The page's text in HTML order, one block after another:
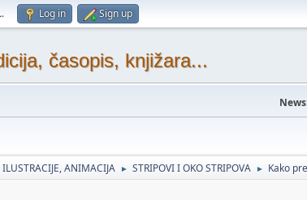
. Log in Sign up
časopis, knjižara...
ANIMACIJA ► STRIPOVI I OKO STRIPOVA ► Kako